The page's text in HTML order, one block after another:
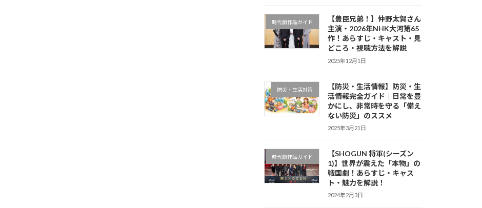
時代劇作品ガイド
【豊臣兄弟！】仲野太賀さん
主演・2026年NHK大河第65
作！あらすじ・キャスト・見
どころ・視聴方法を解説
2025年12月1日
防災・生活対策
【防災・生活情報】防災・生
活情報完全ガイド｜日常を豊
かにし、非常時を守る「備え
ない防災」のススメ
2025年3月21日
時代劇作品ガイド
【SHOGUN 将軍(シーズン
1)】世界が震えた「本物」の
戦国劇！あらすじ・キャス
ト・魅力を解説！
2024年2月3日